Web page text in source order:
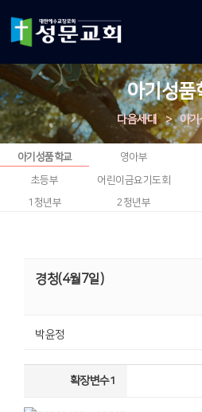
아기성품
다음세대 > 아기
아기성품학교 영아부
초등부 어린이금요기도회
1청년부
2청년부
경청(4월7일)
박윤정
확장변수1